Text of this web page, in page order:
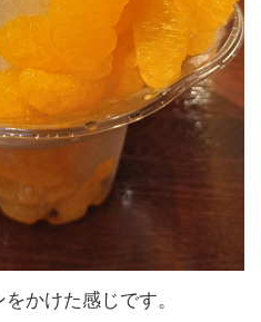
かけた感じです。